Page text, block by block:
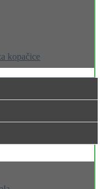
kopačice